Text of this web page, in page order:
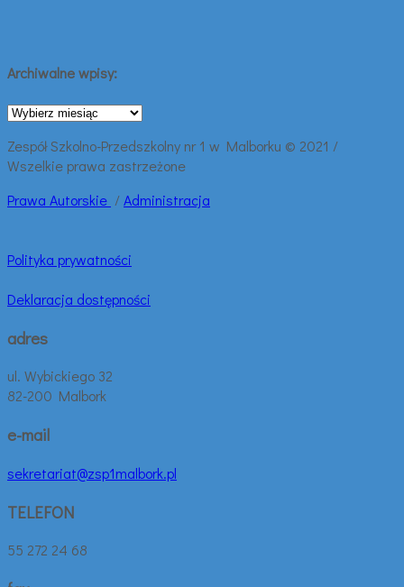
Archiwalne wpisy:
Archiwalne
Zespół Szkolno-Przedszkolny nr 1 w Malborku © 2021 /
Wszelkie prawa zastrzeżone
Prawa Autorskie /Administracja
Polityka prywatności
Deklaracja dostępności
adres
ul. Wybickiego 32
82-200 Malbork
e-mail
sekretariat@zsp1malbork.pl
TELEFON
55 272 24 68